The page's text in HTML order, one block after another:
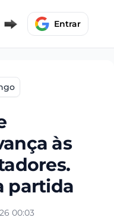
Entrar
às
partida
00:03